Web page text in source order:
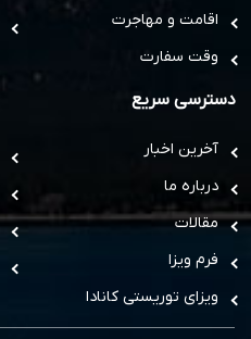
اقامت و مهاجرت
وقت سفارت
دسترسی سریع
آخرین اخبار
درباره ما
مقالات
فرم ویزا
ویزای توریستی کانادا